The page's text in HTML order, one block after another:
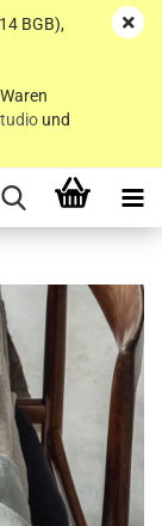
BGB),
und